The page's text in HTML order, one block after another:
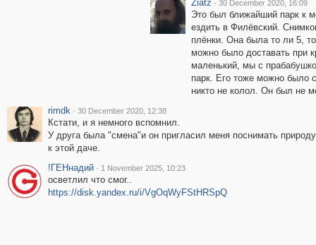
Ziatz · 30 December 2020, 16:09
Это был ближайший парк к
ездить в Филёвский.
плёнки. Она была то ли 5,
можно было доставать при
маленький, мы с
парк. Его тоже можно было
никто не колол. Он был не
rimdk · 30 December 2020, 12:38
Кстати, и я немного вспомнил.
У друга была "смена"и он пригласил меня поснимать
к этой даче.
!ГЕНнадий · 1 November 2025, 10:23
осветлил что смог..
https://disk.yandex.ru/i/VgOqWyFStHRSpQ